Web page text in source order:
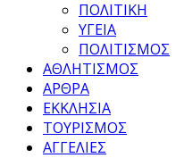
ΠΟΛΙΤΙΚΗ
ΥΓΕΙΑ
ΠΟΛΙΤΙΣΜΟΣ
ΑΘΛΗΤΙΣΜΟΣ
ΑΡΘΡΑ
ΕΚΚΛΗΣΙΑ
ΤΟΥΡΙΣΜΟΣ
ΑΓΓΕΛΙΕΣ